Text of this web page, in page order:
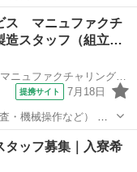
イティブレベルの方に
ス マニュファクチ
造スタッフ（組立…
株式会社テクノ・サービス マニュファクチャリング【埼玉県】
提携サイト 7月18日
機械操作など） 具
ク 部品を機械にセット
タッフ募集｜入寮希